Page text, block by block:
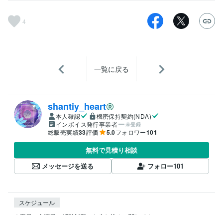
4
一覧に戻る
shantiy_heart
本人確認
機密保持契約(NDA)
インボイス発行事業者
未登録
総販売実績33評価 5.0フォロワー101
無料で見積り相談
メッセージを送る
フォロー101
スケジュール